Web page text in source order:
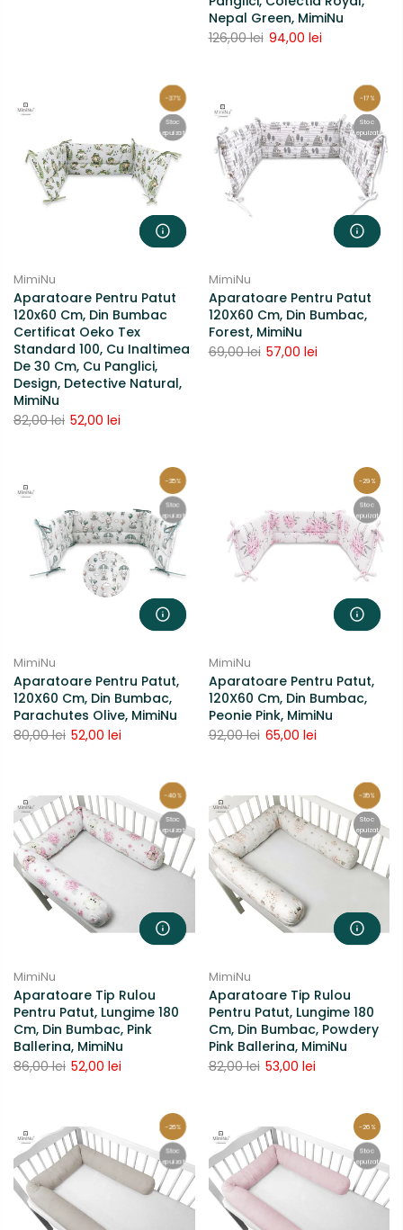
Nepal Green, MimiNu
126,00 lei 94,00 lei
-37%
Stoc
epuizat
MimiNu
Aparatoare Pentru Patut
120x60 Cm, Din Bumbac
Certificat Oeko Tex
Standard 100, Cu Inaltimea
De 30 Cm, Cu Panglici,
Design, Detective Natural,
MimiNu
82,00 lei 52,00 lei
-17%
Stoc
epuizat
MimiNu
Aparatoare Pentru Patut
120X60 Cm, Din Bumbac,
Forest, MimiNu
69,00 lei 57,00 lei
-35%
Stoc
epuizat
MimiNu
Aparatoare Pentru Patut,
120X60 Cm, Din Bumbac,
Parachutes Olive, MimiNu
80,00 lei 52,00 lei
-29%
Stoc
epuizat
MimiNu
Aparatoare Pentru Patut,
120X60 Cm, Din Bumbac,
Peonie Pink, MimiNu
92,00 lei 65,00 lei
-40%
Stoc
epuizat
MimiNu
Aparatoare Tip Rulou
Pentru Patut, Lungime 180
Cm, Din Bumbac, Pink
Ballerina, MimiNu
86,00 lei 52,00 lei
-35%
Stoc
epuizat
MimiNu
Aparatoare Tip Rulou
Pentru Patut, Lungime 180
Cm, Din Bumbac, Powdery
Pink Ballerina, MimiNu
82,00 lei 53,00 lei
-26%
Stoc
epuizat
-26%
Stoc
epuizat